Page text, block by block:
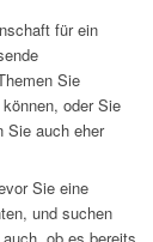
für ein
Sie
oder Sie
Sie auch eher
Sie eine
und suchen